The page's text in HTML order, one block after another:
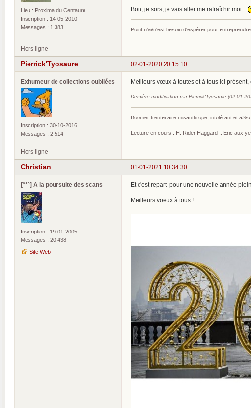
Lieu : Proxima du Centaure
Inscription : 14-05-2010
Messages : 1 383
Bon, je sors, je vais aller me rafraîchir moi...
Point n'ai/n'est besoin d'espérer pour
Hors ligne
02-01-2020 20:15:10
Pierrick'Tyosaure
Exhumeur de collections oubliées
Inscription : 30-10-2016
Messages : 2 514
Meilleurs vœux à toutes et à tous ici
Dernière modification par Pierrick'Tyosaure (02-01-
Boomer trentenaire misanthrope, intolérant et
Lecture en cours : H. Rider Haggard .. Eric aux
Hors ligne
01-01-2021 10:34:30
Christian
[°*°] A la poursuite des scans
Inscription : 19-01-2005
Messages : 20 438
Site Web
Et c'est reparti pour une nouvelle année
Meilleurs voeux à tous !